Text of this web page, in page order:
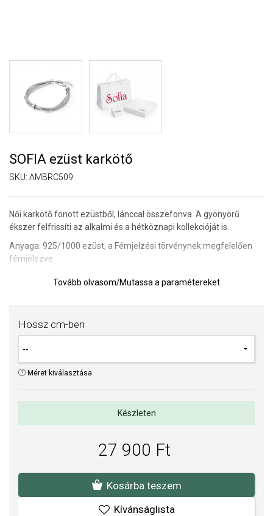
SOFIA ezüst karkötő
SKU: AMBRC509
Női karkötő fonott ezüstből, lánccal összefonva. A gyönyörű
ékszer felfrissíti az alkalmi és a hétköznapi kollekcióját is.
Anyaga: 925/1000 ezüst, a Fémjelzési törvénynek megfelelően
fémjelezve.
Az ezüst felülete platinafém ródium felületkezeléssel
rendelkezik, ami garantálja a magas fényt és a minőséget.
Tovább olvasom/Mutassa a paramétereket
Hossz cm-ben
Méret kiválasztása
Készleten
27 900 Ft
Kosárba teszem
Kívánságlista